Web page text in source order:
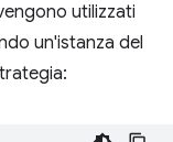
utilizzati
un'istanza del